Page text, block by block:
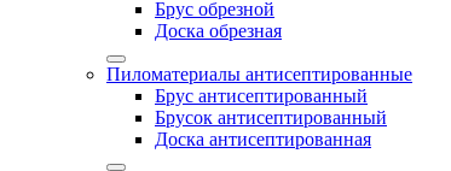
Брус обрезной
Доска обрезная
Пиломатериалы антисептированные
Брус антисептированный
Брусок антисептированный
Доска антисептированная